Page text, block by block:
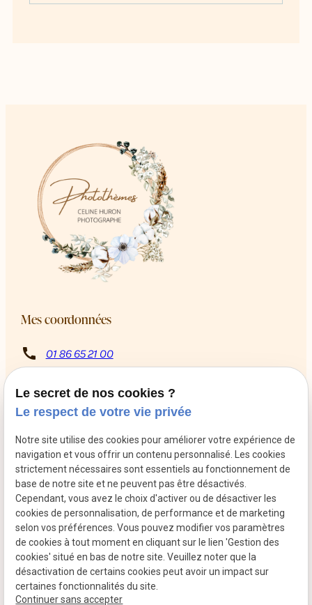
Mes coordonnées
call 01 86 65 21 00
8 Rue Rabutin Chantal
13009 Marseille
Du mardi au samedi de 10h à 12h puis de 14h à 18h
Retrouvez-moi sur les réseaux sociaux
Mentions légales
Politique de confidentialité
Plan du site
Gestion des cookies
Le secret de nos cookies ?
Le respect de votre vie privée
Notre site utilise des cookies pour améliorer votre expérience de
navigation et vous offrir un contenu personnalisé. Les cookies
strictement nécessaires sont essentiels au fonctionnement de
base de notre site et ne peuvent pas être désactivés.
Cependant, vous avez le choix d'activer ou de désactiver les
cookies de personnalisation, de performance et de marketing
selon vos préférences. Vous pouvez modifier vos paramètres
de cookies à tout moment en cliquant sur le lien 'Gestion des
cookies' situé en bas de notre site. Veuillez noter que la
désactivation de certains cookies peut avoir un impact sur
certaines fonctionnalités du site.
Continuer sans accepter